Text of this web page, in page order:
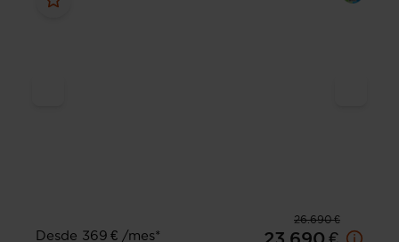
26.690 €
Desde 369 € /mes*